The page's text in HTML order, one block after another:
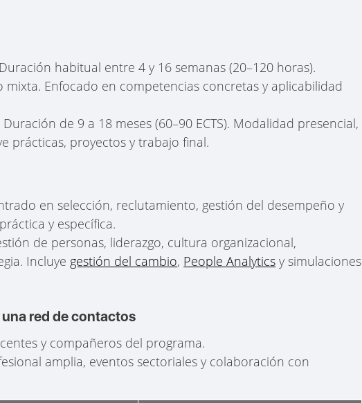
habitual entre 4 y 16 semanas (20–120 horas).
Enfocado en competencias concretas y aplicabilidad
Duración de 9 a 18 meses (60–90 ECTS). Modalidad presencial,
prácticas, proyectos y trabajo final.
en selección, reclutamiento, gestión del desempeño y
y específica.
de personas, liderazgo, cultura organizacional,
Incluye gestión del cambio, People Analytics y simulaciones
red de contactos
y compañeros del programa.
amplia, eventos sectoriales y colaboración con